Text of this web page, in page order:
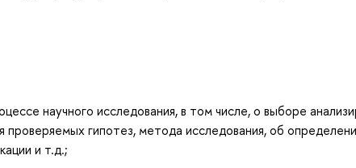
научного исследования, в том числе, о выборе
гипотез, метода исследования, об
и т.д.;